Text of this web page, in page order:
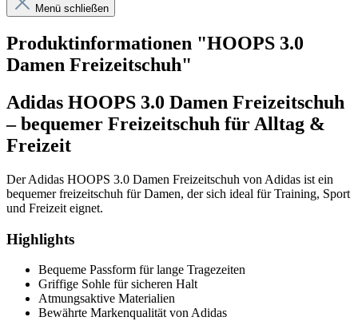
Menü schließen
Produktinformationen "HOOPS 3.0
Damen Freizeitschuh"
Adidas HOOPS 3.0 Damen Freizeitschuh
– bequemer Freizeitschuh für Alltag &
Freizeit
Der Adidas HOOPS 3.0 Damen Freizeitschuh von Adidas ist ein
bequemer freizeitschuh für Damen, der sich ideal für Training, Sport
und Freizeit eignet.
Highlights
Bequeme Passform für lange Tragezeiten
Griffige Sohle für sicheren Halt
Atmungsaktive Materialien
Bewährte Markenqualität von Adidas